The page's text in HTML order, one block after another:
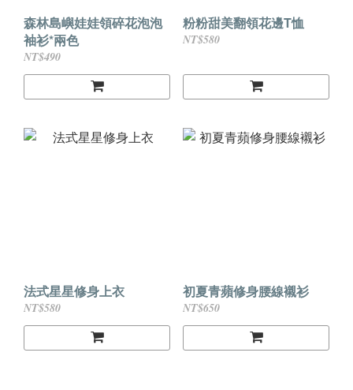
森林島嶼娃娃領碎花泡泡
袖衫*兩色
NT$490
粉粉甜美翻領花邊T恤
NT$580
法式星星修身上衣
NT$580
初夏青蘋修身腰線襯衫
NT$650